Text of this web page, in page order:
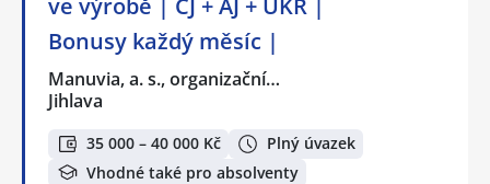
ve výrobě | ČJ + AJ + UKR |
Bonusy každý měsíc |
Manuvia, a. s., organizační…
Jihlava
35 000 – 40 000 Kč
Plný úvazek
Vhodné také pro absolventy